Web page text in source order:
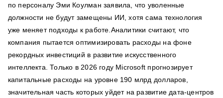
по персоналу Эми Коулман заявила, что уволенные
должности не будут замещены ИИ, хотя сама технология
уже меняет подходы к работе.Аналитики считают, что
компания пытается оптимизировать расходы на фоне
рекордных инвестиций в развитие искусственного
интеллекта. Только в 2026 году Microsoft прогнозирует
капитальные расходы на уровне 190 млрд долларов,
значительная часть которых уйдет на развитие дата-центров